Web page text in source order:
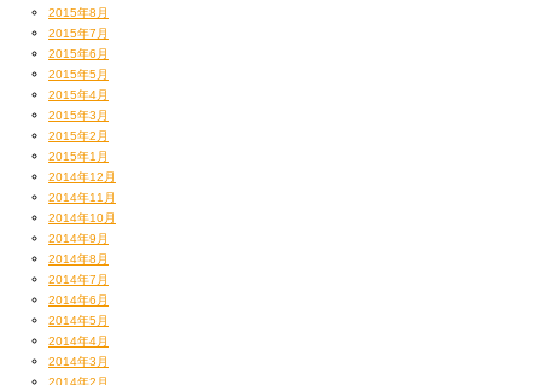
2015年8月
2015年7月
2015年6月
2015年5月
2015年4月
2015年3月
2015年2月
2015年1月
2014年12月
2014年11月
2014年10月
2014年9月
2014年8月
2014年7月
2014年6月
2014年5月
2014年4月
2014年3月
2014年2月